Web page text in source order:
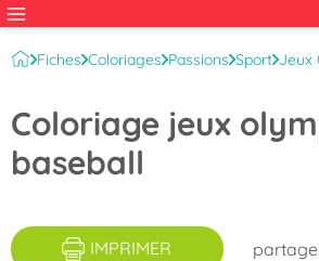
Fiches Coloriages Passions Sport Jeux
Coloriage jeux
baseball
IMPRIMER